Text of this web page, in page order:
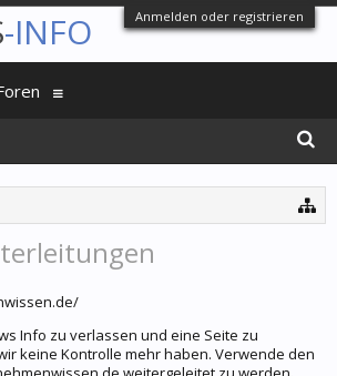
Anmelden oder registrieren
Info zu verlassen und eine Seite zu
keine Kontrolle mehr haben. Verwende den
-INFO